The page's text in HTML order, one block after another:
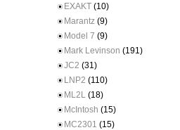
EXAKT (10)
Marantz (9)
Model 7 (9)
Mark Levinson (191)
JC2 (31)
LNP2 (110)
ML2L (18)
McIntosh (15)
MC2301 (15)